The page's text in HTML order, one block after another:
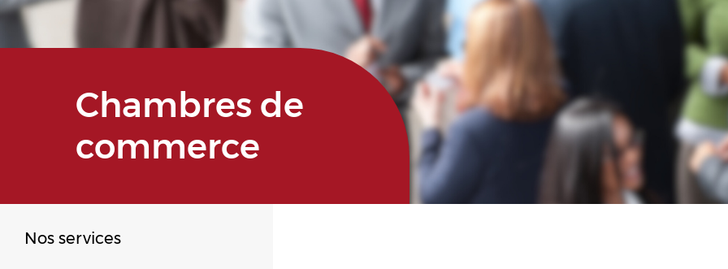
Chambres de
commerce
Nos services